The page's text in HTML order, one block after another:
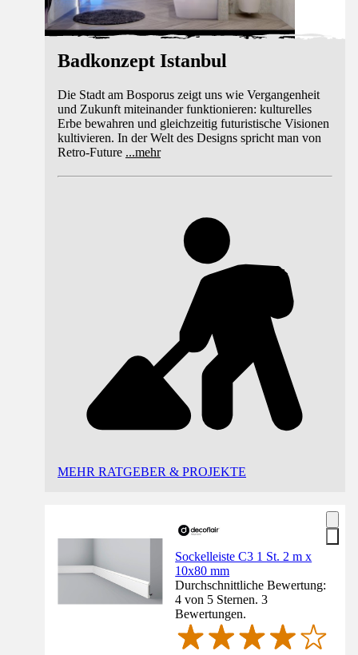
Badkonzept Istanbul
Die Stadt am Bosporus zeigt uns wie Vergangenheit
und Zukunft miteinander funktionieren: kulturelles
Erbe bewahren und gleichzeitig futuristische Visionen
kultivieren. In der Welt des Designs spricht man von
Retro-Future ...mehr
MEHR RATGEBER & PROJEKTE
Sockelleiste C3 1 St. 2 m x
10x80 mm
Durchschnittliche Bewertung:
4 von 5 Sternen. 3
Bewertungen.